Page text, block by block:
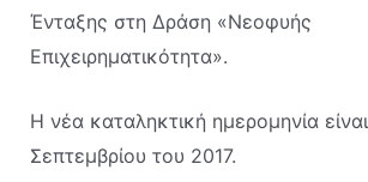
Ένταξης στη Δράση «Νεοφυής
Επιχειρηματικότητα».
Η νέα καταληκτική ημερομηνία
Σεπτεμβρίου του 2017.